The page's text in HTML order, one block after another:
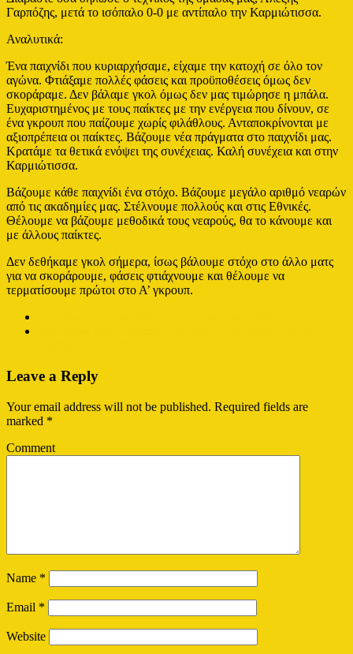
Γαρπόζης, μετά το ισόπαλο 0-0 με αντίπαλο την Καρμιώτισσα.
Αναλυτικά:
Ένα παιχνίδι που κυριαρχήσαμε, είχαμε την κατοχή σε όλο τον
αγώνα. Φτιάξαμε πολλές φάσεις και προϋποθέσεις όμως δεν
σκοράραμε. Δεν βάλαμε γκολ όμως δεν μας τιμώρησε η μπάλα.
Ευχαριστημένος με τους παίκτες με την ενέργεια που δίνουν, σε
ένα γκρουπ που παίζουμε χωρίς φιλάθλους. Ανταποκρίνονται με
αξιοπρέπεια οι παίκτες. Βάζουμε νέα πράγματα στο παιχνίδι μας.
Κρατάμε τα θετικά ενόψει της συνέχειας. Καλή συνέχεια και στην
Καρμιώτισσα.
Βάζουμε κάθε παιχνίδι ένα στόχο. Βάζουμε μεγάλο αριθμό νεαρών
από τις ακαδημίες μας. Στέλνουμε πολλούς και στις Εθνικές.
Θέλουμε να βάζουμε μεθοδικά τους νεαρούς, θα το κάνουμε και
με άλλους παίκτες.
Δεν δεθήκαμε γκολ σήμερα, ίσως βάλουμε στόχο στο άλλο ματς
για να σκοράρουμε, φάσεις φτιάχνουμε και θέλουμε να
τερματίσουμε πρώτοι στο Α’ γκρουπ.
Leave a Reply
Your email address will not be published. Required fields are
marked *
Comment
Name *
Email *
Website